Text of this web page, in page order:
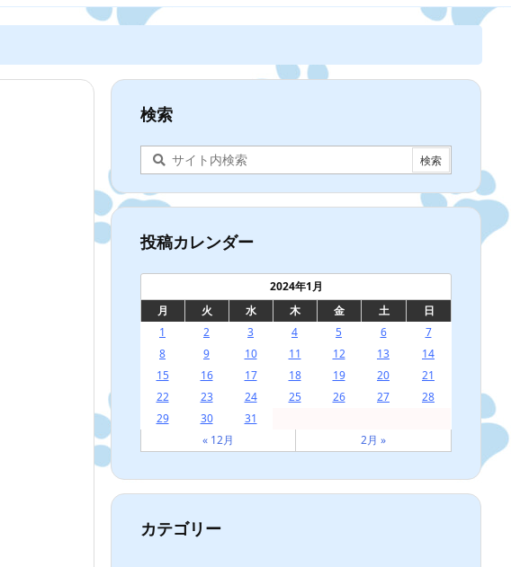
検索
投稿カレンダー
2024年1月
月
火 水 木 金 土
日
1
2 3 4 5 6
7
8
9 10 11 12 13
14
15
16 17 18 19 20
21
22
23 24 25 26 27
28
29
30
31
« 12月
2月 »
カテゴリー